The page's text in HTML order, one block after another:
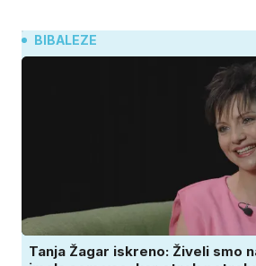
BIBALEZE
Tanja Žagar iskreno: Živeli smo